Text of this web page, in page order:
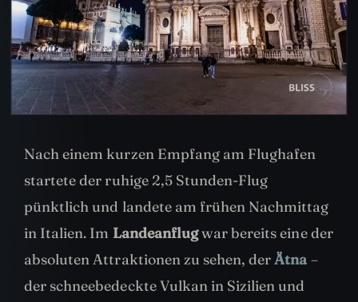
Nach einem kurzen Empfang am Flughafen
startete der ruhige 2,5 Stunden-Flug
pünktlich und landete am frühen Nachmittag
in Italien. Im Landeanflugwar bereits eine der
absoluten Attraktionen zu sehen, derÄtna –
der schneebedeckte Vulkan in Sizilien und